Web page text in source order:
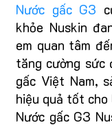
Nước gấc G3
khỏe Nuskin
em quan tâm
tăng cường
gấc Việt Nam,
hiệu quả tốt cho
Nước gấc G3